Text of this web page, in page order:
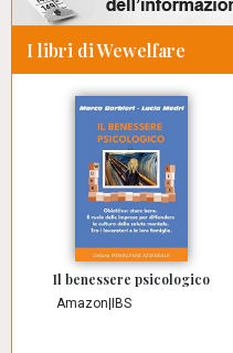
I libri di Wewelfare
Il benessere psicologico
Amazon IBS